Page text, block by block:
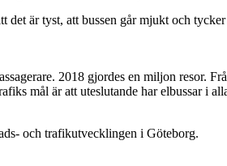
är tyst, att bussen går mjukt och
2018 gjordes en miljon resor.
mål är att uteslutande har elbussar i
och trafikutvecklingen i Göteborg.